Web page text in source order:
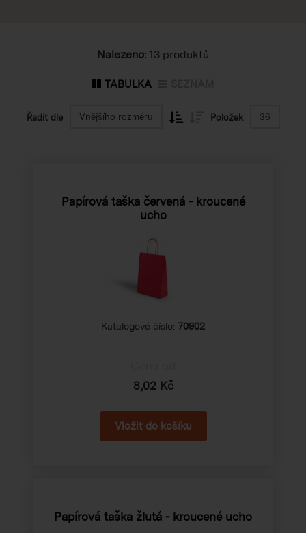
Nalezeno: 13 produktů
TABULKA
Řadit dle Vnějšího rozměru Položek 36
Papírová taška červená - kroucené
ucho
Katalogové číslo: 70902
8,02 Kč
Papírová taška žlutá - kroucené ucho